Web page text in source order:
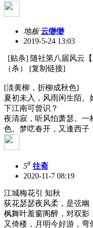
地板 云缈缈
2019-5-24 13:03
[贴杀] 随社第八届风云
（杀） [复制链接]
[淡黄柳，折柳成秋色]
夏初未入，风雨闲生陌。
下江南可曾识？
夜清寂，听风怕萧瑟。一
色。梦呓春开，又逢西子
5# 往斋
2020-11-7 08:19
江城梅花引 知秋
荻花瑟瑟夜风柔，是弦幽
枫舞叶羞窗阁醉，对双影
又倚楼，月明今好游，弯